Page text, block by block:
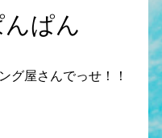
ぱん
グ屋さんでっせ！！